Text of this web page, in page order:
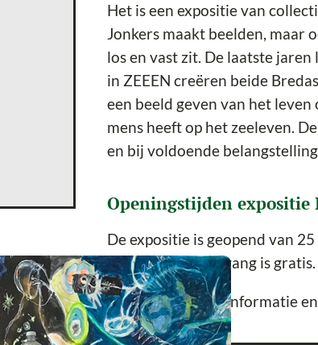
Het is een expositie van
Jonkers maakt beelden, maar
los en vast zit. De laatste
in ZEEEN creëren beide
een beeld geven van het
mens heeft op het zeeleven.
en bij voldoende
Openingstijden expositie
De expositie is geopend van
17.00 uur. De toegang is gratis.
Bekijk voor meer informatie